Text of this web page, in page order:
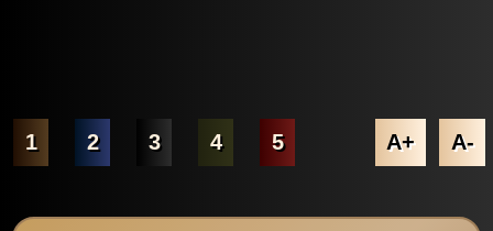
1 2 3 4 5 A+ A-